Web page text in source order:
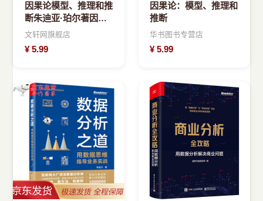
因果论模型、推理和推
断朱迪亚·珀尔著因果
关系论结合机器学习系
文轩网旗舰店
¥ 5.99
因果论：模型、推理和
推断
华书图书专营店
¥ 5.99